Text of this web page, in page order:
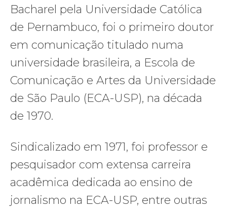
Bacharel pela Universidade Católica
de Pernambuco, foi o primeiro doutor
em comunicação titulado numa
universidade brasileira, a Escola de
Comunicação e Artes da Universidade
de São Paulo (ECA-USP), na década
de 1970.
Sindicalizado em 1971, foi professor e
pesquisador com extensa carreira
acadêmica dedicada ao ensino de
jornalismo na ECA-USP, entre outras